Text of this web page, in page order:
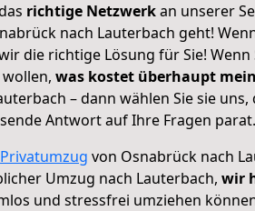
richtige Netzwerkan unserer
nach Lauterbach geht!
die richtige Lösung für Sie!
was kostet überhaupt
– dann wählen Sie sie
Antwort auf Ihre Fragen parat.
Privatumzug von Osnabrück nach
Umzug nach Lauterbach, wir
und stressfrei umziehen